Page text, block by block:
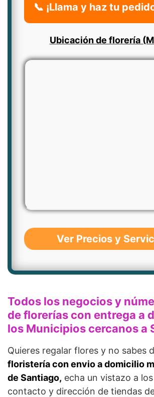
📞 ¡Llama y haz tu
Ubicación de florería
Ver Precios y
Todos los negocios y
de florerías con entrega a
los Municipios cercanos a
Quieres regalar flores y no sabes
floristería con envio a domicilio
de Santiago, echa un vistazo a
contacto y dirección de tiendas